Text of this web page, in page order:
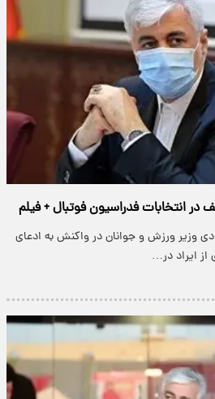
انتخابات فدراسیون فوتبال + فیلم
وزیر ورزش و جوانان در واکنش به ادعای
ایراد در…